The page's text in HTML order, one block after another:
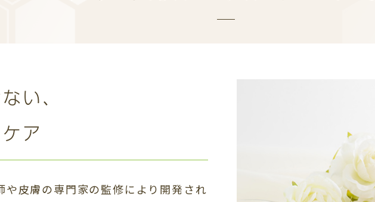
い、
ア
や皮膚の専門家の監修により開発され